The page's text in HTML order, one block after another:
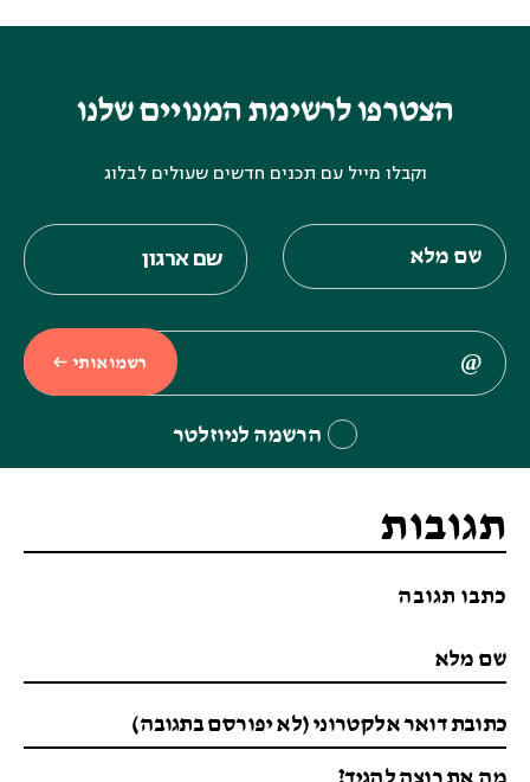
הצטרפו לרשימת המנויים שלנו
וקבלו מייל עם תכנים חדשים שעולים לבלוג
הרשמה לניוזלטר
רשמו אותי
תגובות
כתבו תגובה